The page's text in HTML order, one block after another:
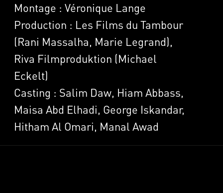
Montage : Véronique Lange
Production : Les Films du Tambour
(Rani Massalha, Marie Legrand),
Riva Filmproduktion (Michael
Eckelt)
Casting : Salim Daw, Hiam Abbass,
Maisa Abd Elhadi, George Iskandar,
Hitham Al Omari, Manal Awad